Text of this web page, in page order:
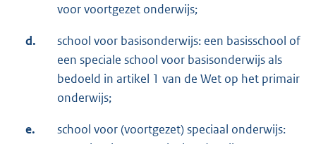
voor voortgezet onderwijs;
d.
school voor basisonderwijs: een basisschool of
een speciale school voor basisonderwijs als
bedoeld in artikel 1 van de Wet op het primair
onderwijs;
e.
school voor (voortgezet) speciaal onderwijs: